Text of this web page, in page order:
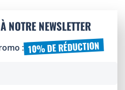
NOTRE NEWSLETTER
: 10% DE RÉDUCTION